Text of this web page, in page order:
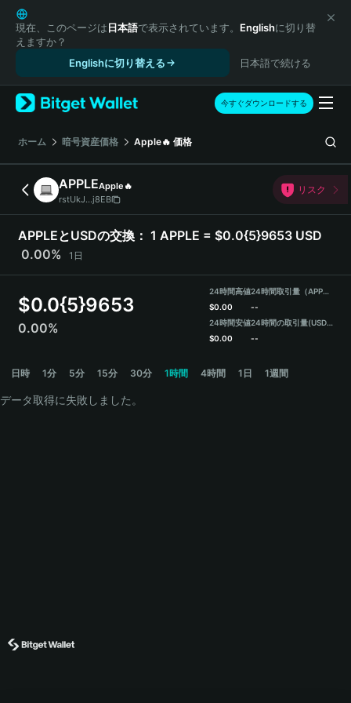
English
日本語
Tiếng Việt
Español (Latinoamérica)
Türkçe
Français
Deutsch
简体中文
繁體中文
Português (Portugal)
Bahasa Indonesia
ภาษาไทย
हिन्दी
Español
Português (Brasil)
現在、このページは日本語で表示されています。 Englishに切り替
えますか？
Englishに切り替える
日本語で続ける
今すぐダウンロードする
ホーム 暗号資産価格 Apple🔥 価格
APPLEApple🔥
rstUkJ...j8EB
リスク
APPLEとUSDの交換： 1 APPLE = $0.0{5}9653 USD
0.00%
1日
$0.0{5}9653
0.00%
24時間高値
$0.00
24時間安値
$0.00
24時間取引量（APPLE）
--
24時間の取引量(USDT)
--
日時 1分 5分 15分 30分 1時間 4時間 1日 1週間
データ取得に失敗しました。